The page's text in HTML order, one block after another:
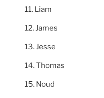
Liam
James
Jesse
Thomas
Noud